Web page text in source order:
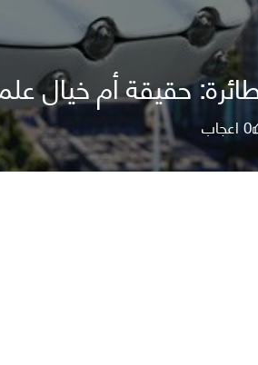
حقيقة أم خيال
0اعجاب